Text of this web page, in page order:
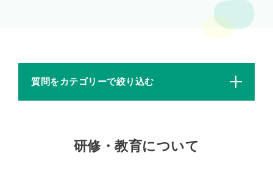
質問をカテゴリーで絞り込む
研修・教育について